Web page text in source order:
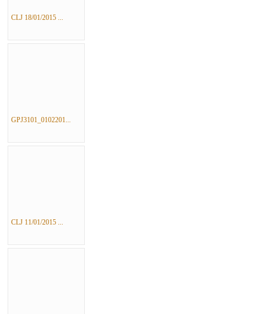
CLJ 18/01/2015 ...
GPJ3101_0102201...
CLJ 11/01/2015 ...